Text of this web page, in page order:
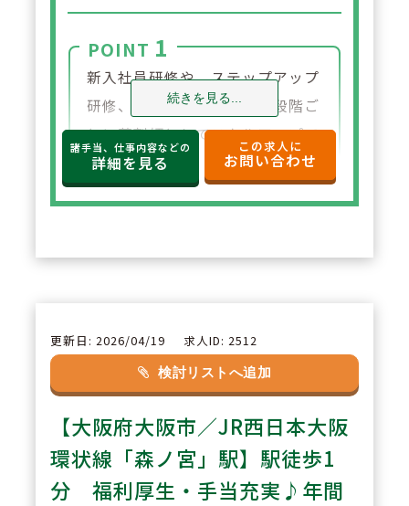
POINT 1
新入社員研修や、ステップアップ
研修、管理者向け研修など段階ご
とに薬剤師としてスキルアップで
きる研修制度を導入しています。
また薬剤師学術大会の参加や発表
POINT 2
駅に直結しているので、雨の日で
も傘要らずで通勤が可能です。ク
リニック5診からの処方箋を中心
に、近隣に総合病院が多数あるの
続きを見る...
諸手当、仕事内容などの
詳細を見る
この求人に
お問い合わせ
更新日: 2026/04/19 求人ID: 2512
検討リストへ追加
【大阪府大阪市／JR西日本大阪
環状線「森ノ宮」駅】駅徒歩1
分 福利厚生・手当充実♪年間